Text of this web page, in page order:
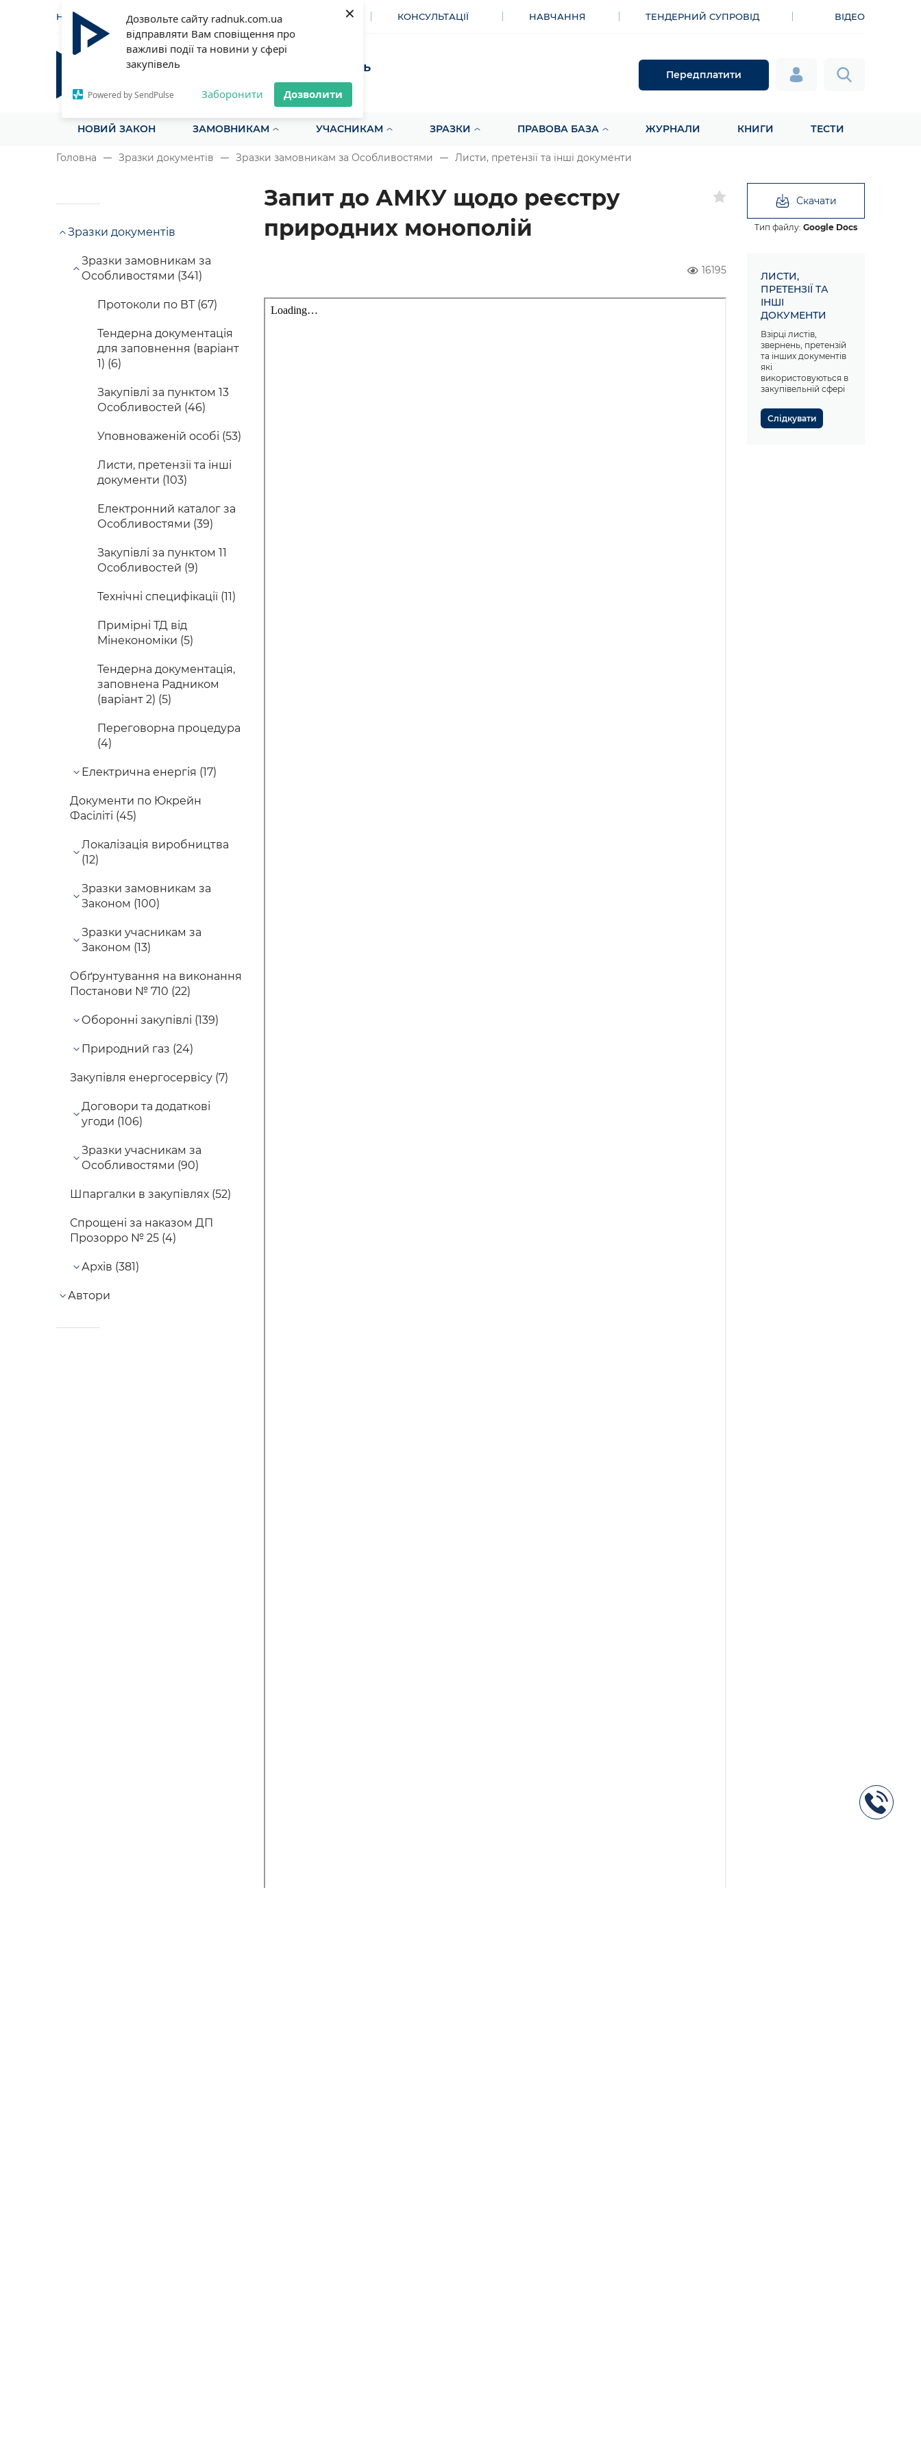
Дозвольте сайту radnuk.com.ua
відправляти Вам сповіщення про
важливі події та новини у сфері
закупівель
Powered by SendPulse Заборонити Дозволити
×
НОВИНИ СТАТТІ ІНСТРУМЕНТИ КОНСУЛЬТАЦІЇ НАВЧАННЯ ТЕНДЕРНИЙ СУПРОВІД ВІДЕО
Радник у сфері публічних закупівель
Все для закупівель на одному порталі
Передплатити
НОВИЙ ЗАКОН ЗАМОВНИКАМ УЧАСНИКАМ ЗРАЗКИ ПРАВОВА БАЗА ЖУРНАЛИ КНИГИ ТЕСТИ
Головна Зразки документів Зразки замовникам за Особливостями Листи, претензії та інші документи
Зразки документів
Зразки замовникам за
Особливостями (341)
Протоколи по ВТ (67)
Тендерна документація
для заповнення (варіант
1) (6)
Закупівлі за пунктом 13
Особливостей (46)
Уповноваженій особі (53)
Листи, претензії та інші
документи (103)
Електронний каталог за
Особливостями (39)
Закупівлі за пунктом 11
Особливостей (9)
Технічні специфікації (11)
Примірні ТД від
Мінекономіки (5)
Тендерна документація,
заповнена Радником
(варіант 2) (5)
Переговорна процедура
(4)
Електрична енергія (17)
Документи по Юкрейн
Фасіліті (45)
Локалізація виробництва
(12)
Зразки замовникам за
Законом (100)
Зразки учасникам за
Законом (13)
Обґрунтування на виконання
Постанови № 710 (22)
Оборонні закупівлі (139)
Природний газ (24)
Закупівля енергосервісу (7)
Договори та додаткові
угоди (106)
Зразки учасникам за
Особливостями (90)
Шпаргалки в закупівлях (52)
Спрощені за наказом ДП
Прозорро № 25 (4)
Архів (381)
Автори
Запит до АМКУ щодо реєстру
природних монополій
16195
Скачати
Тип файлу:Google Docs
ЛИСТИ,
ПРЕТЕНЗІЇ ТА
ІНШІ
ДОКУМЕНТИ
Взірці листів,
звернень, претензій
та інших документів
які
використовуються в
закупівельній сфері
Слідкувати